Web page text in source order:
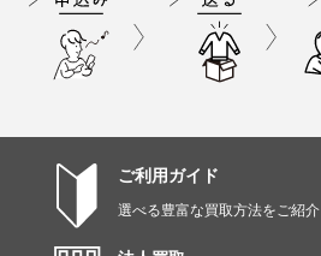
ご利用ガイド
選べる豊富な買取方法をご紹介